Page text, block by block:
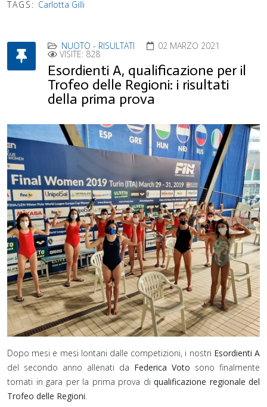
TAGS: Carlotta Gilli
NUOTO - RISULTATI 02 MARZO 2021
VISITE: 828
Esordienti A, qualificazione per il
Trofeo delle Regioni: i risultati
della prima prova
Dopo mesi e mesi lontani dalle competizioni, i nostri Esordienti A
del secondo anno allenati da Federica Voto sono finalmente
tornati in gara per la prima prova di qualificazione regionale del
Trofeo delle Regioni.